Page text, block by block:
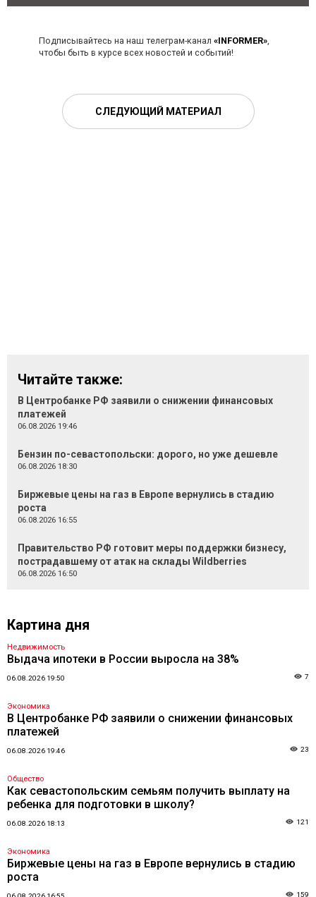
Подписывайтесь на наш телеграм-канал «INFORMER»,
чтобы быть в курсе всех новостей и событий!
СЛЕДУЮЩИЙ МАТЕРИАЛ
Читайте также:
В Центробанке РФ заявили о снижении финансовых
платежей
06.08.2026 19:46
Бензин по-севастопольски: дорого, но уже дешевле
06.08.2026 18:30
Биржевые цены на газ в Европе вернулись в стадию
роста
06.08.2026 16:55
Правительство РФ готовит меры поддержки бизнесу,
пострадавшему от атак на склады Wildberries
06.08.2026 16:50
Картина дня
Недвижимость
Выдача ипотеки в России выросла на 38%
06.08.2026 19:50 7
Экономика
В Центробанке РФ заявили о снижении финансовых
платежей
06.08.2026 19:46 23
Общество
Как севастопольским семьям получить выплату на
ребенка для подготовки в школу?
06.08.2026 18:13 121
Экономика
Биржевые цены на газ в Европе вернулись в стадию
роста
159